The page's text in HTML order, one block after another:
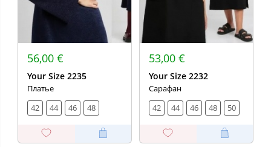
56,00 €
Your Size 2235
Платье
42
44 46 48
53,00 €
Your Size 2232
Сарафан
42
44 46 48 50